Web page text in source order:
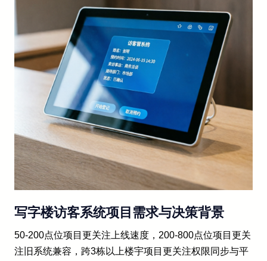
写字楼访客系统项目需求与决策背景
50-200点位项目更关注上线速度，200-800点位项目更关
注旧系统兼容，跨3栋以上楼宇项目更关注权限同步与平